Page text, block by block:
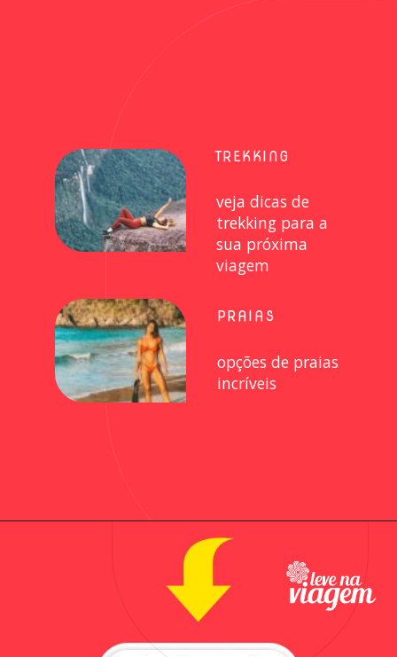
TREKKING
veja dicas de
trekking para a
sua próxima
viagem
PRAIAS
opções de praias
incríveis